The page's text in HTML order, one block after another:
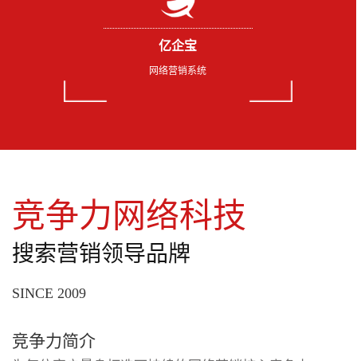
亿企宝
网络营销系统
竞争力网络科技
搜索营销领导品牌
SINCE 2009
竞争力简介